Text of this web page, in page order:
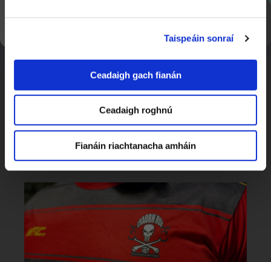
Taispeáin sonraí
Ceadaigh gach fianán
Ceadaigh roghnú
Fianáin riachtanacha amháin
Gaelcholáiste Úr Dún Dealgan 3:35